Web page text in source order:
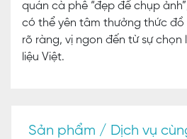
quán cà phê “đẹp để chụp
có thể yên tâm thưởng thức
rõ ràng, vị ngon đến từ sự
liệu Việt.
Sản phẩm / Dịch vụ